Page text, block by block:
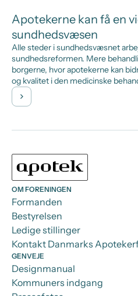
Apotekerne kan få en
sundhedsvæsen
Alle steder i sundhedsvæsnet
sundhedsreformen. Mere
borgerne, hvor apotekerne kan
og kvalitet i den medicinske
OM FORENINGEN
Formanden
Bestyrelsen
Ledige stillinger
Kontakt Danmarks
GENVEJE
Designmanual
Kommuners indgang